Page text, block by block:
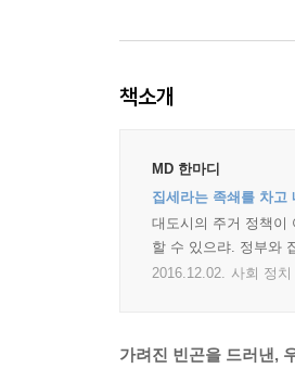
책소개
MD 한마디
집세라는 족쇄를 차고
대도시의 주거 정책이
할 수 있으랴. 정부와
2016.12.02. 사회 정치
가려진 빈곤을 드러낸,